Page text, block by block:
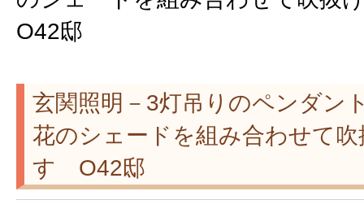
O42邸
玄関照明－3灯吊りのペンダン
花のシェードを組み合わせて
す O42邸